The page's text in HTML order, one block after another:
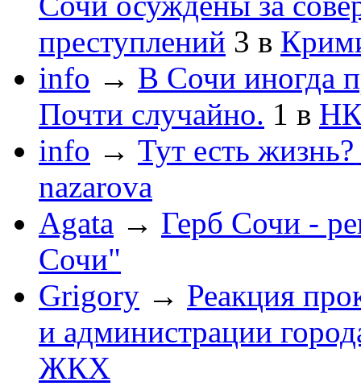
преступлений 3 в
info → В Сочи иногда
Почти случайно. 1 в
info → Тут есть
nazarova
Agata → Герб Сочи -
Сочи"
Grigory → Реакция
и администрации
ЖКХ